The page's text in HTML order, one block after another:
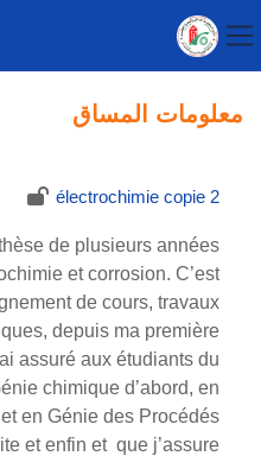
واجهة جانبية
معلومات المساق
électrochimie copie 2
de plusieurs années
et corrosion. C’est
de cours, travaux
depuis ma première
assuré aux étudiants du
chimique d’abord, en
en Génie des Procédés
et enfin et que j’assure